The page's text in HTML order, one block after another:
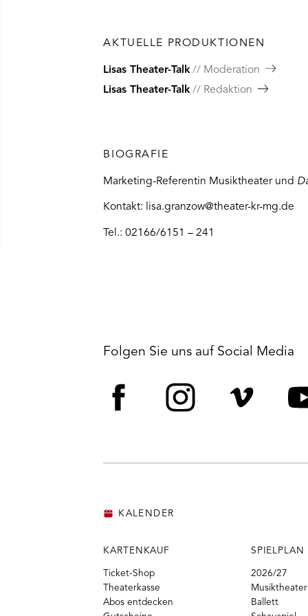
AKTUELLE PRODUKTIONEN
Lisas Theater-Talk
Moderation
Lisas Theater-Talk
Redaktion
BIOGRAFIE
Marketing-Referentin Musiktheater und
Kontakt: lisa.granzow@theater-kr-mg.de
Tel.: 02166/6151 – 241
Folgen Sie uns auf Social Media
KALENDER
KARTENKAUF
Ticket-Shop
Theaterkasse
Abos entdecken
SPIELPLAN
2026/27
Musiktheater
Ballett